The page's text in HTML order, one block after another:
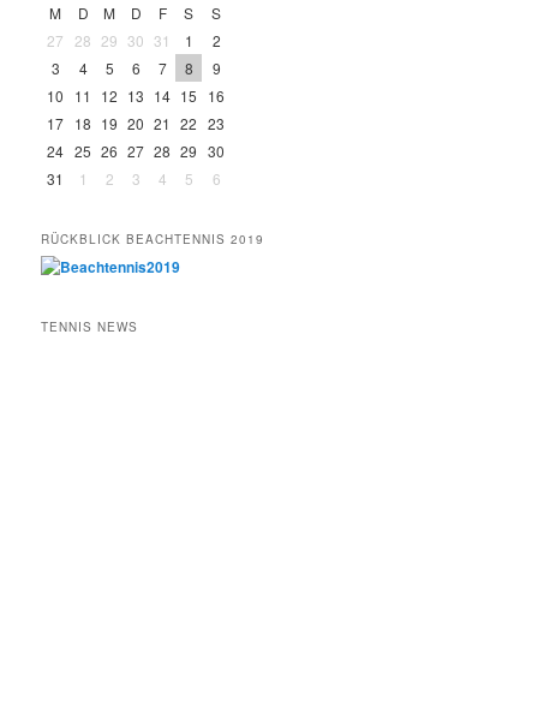
M D M D F S
S
27
28 29 30 31 1
2
3
4 5 6 7 8
9
10
11 12 13 14 15
16
17 18 19 20 21 22 23
24 25 26 27 28 29 30
31
1 2 3 4 5 6
RÜCKBLICK BEACHTENNIS 2019
TENNIS NEWS